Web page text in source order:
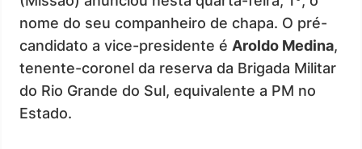
nome do seu companheiro de chapa. O pré-
candidato a vice-presidente é Aroldo Medina,
tenente-coronel da reserva da Brigada Militar
do Rio Grande do Sul, equivalente a PM no
Estado.